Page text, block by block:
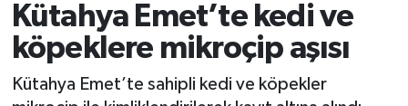
Kütahya Emet’te kedi ve
köpeklere mikroçip aşısı
Kütahya Emet’te sahipli kedi ve köpekler
Bölge
Çavdarhisar
Domaniç
Son Dakika Haberleri
Haber Arşivi